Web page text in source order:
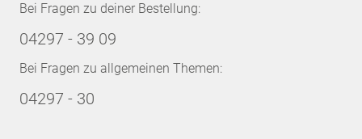
Bei Fragen zu deiner Bestellung:
04297 - 39 09
Bei Fragen zu allgemeinen Themen:
04297 - 30